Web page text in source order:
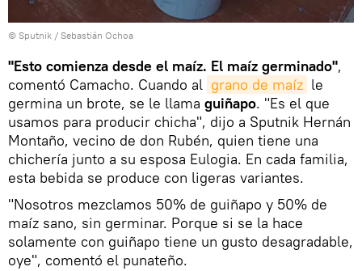
© Sputnik / Sebastián Ochoa
"Esto comienza desde el maíz. El maíz germinado",
comentó Camacho. Cuando al grano de maíz le
germina un brote, se le llama guiñapo. "Es el que
usamos para producir chicha", dijo a Sputnik Hernán
Montaño, vecino de don Rubén, quien tiene una
chichería junto a su esposa Eulogia. En cada familia,
esta bebida se produce con ligeras variantes.
"Nosotros mezclamos 50% de guiñapo y 50% de
maíz sano, sin germinar. Porque si se la hace
solamente con guiñapo tiene un gusto desagradable,
oye", comentó el punateño.